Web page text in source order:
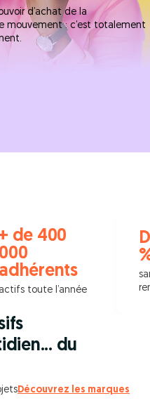
d’achat de la
mouvement : c’est totalement
+ de 400
000
adhérents
actifs toute l’année
du
Découvrez les marques